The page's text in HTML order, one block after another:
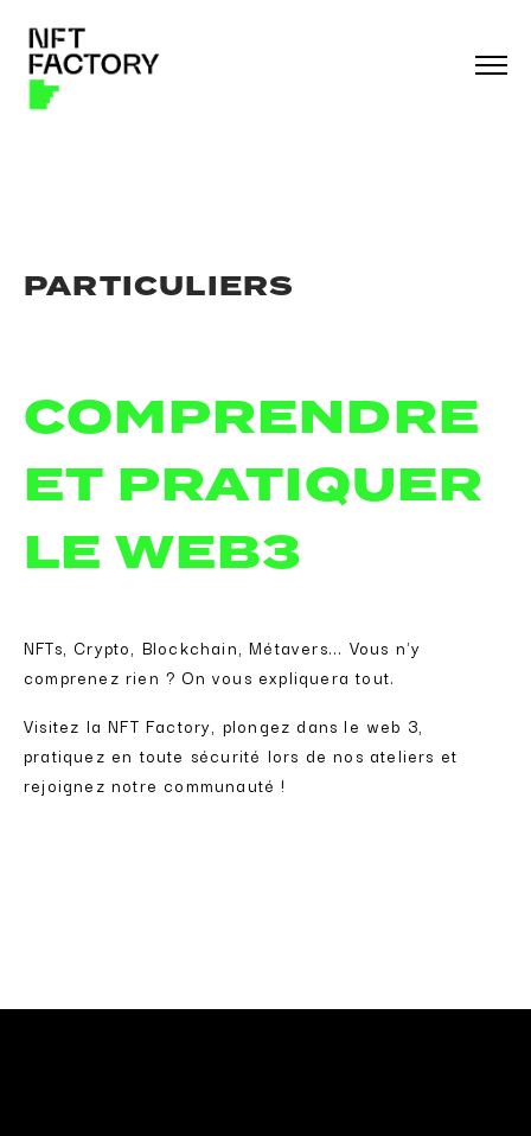
PARTICULIERS
COMPRENDRE
ET PRATIQUER
LE WEB3
NFTs, Crypto, Blockchain, Métavers... Vous n'y
comprenez rien ? On vous expliquera tout.
Visitez la NFT Factory, plongez dans le web 3,
pratiquez en toute sécurité lors de nos ateliers et
rejoignez notre communauté !